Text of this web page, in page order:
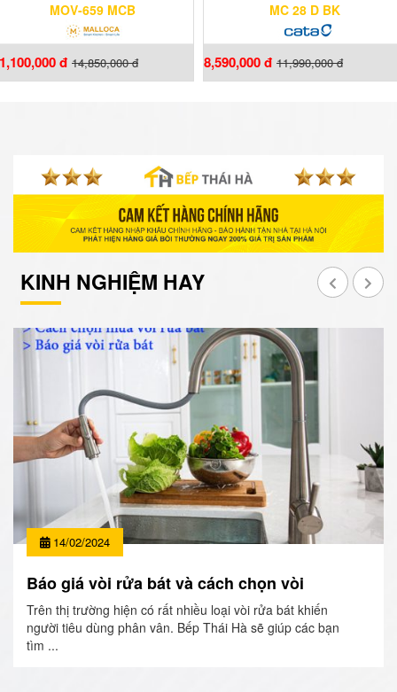
MOV-659 MCB
đ 14,850,000 đ
MC 28 D BK
8,590,000 đ 11,990,000 đ
KINH NGHIỆM HAY
14/02/2024
Báo giá vòi rửa bát và cách chọn vòi
Trên thị trường hiện có rất nhiều loại vòi rửa bát khiến
người tiêu dùng phân vân. Bếp Thái Hà sẽ giúp các bạn
tìm ...